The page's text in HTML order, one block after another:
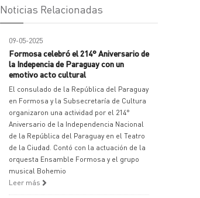
Noticias Relacionadas
09-05-2025
Formosa celebró el 214° Aniversario de
la Indepencia de Paraguay con un
emotivo acto cultural
El consulado de la República del Paraguay
en Formosa y la Subsecretaría de Cultura
organizaron una actividad por el 214°
Aniversario de la Independencia Nacional
de la República del Paraguay en el Teatro
de la Ciudad. Contó con la actuación de la
orquesta Ensamble Formosa y el grupo
musical Bohemio
Leer más